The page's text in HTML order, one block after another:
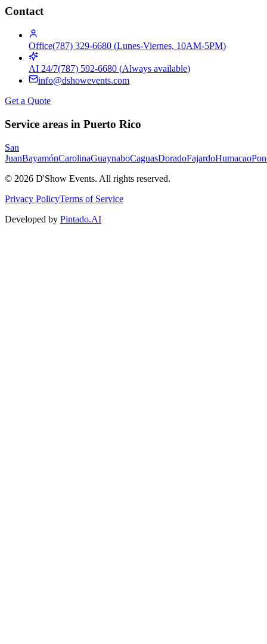
Contact
Office(787) 329-6680 (Lunes-Viernes, 10AM-5PM)
AI 24/7(787) 592-6680 (Always available)
info@dshowevents.com
Get a Quote
Service areas in Puerto Rico
San
JuanBayamónCarolinaGuaynaboCaguasDoradoFajardoHumacao
© 2026 D'Show Events. All rights reserved.
Privacy PolicyTerms of Service
Developed by Pintado.AI